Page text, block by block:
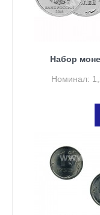
Набор
Номинал: